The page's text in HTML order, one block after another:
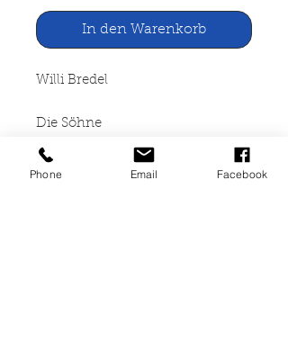
In den Warenkorb
Willi Bredel
Die Söhne
Aufbau Verlag Berlin, 1960
Phone Email Facebook